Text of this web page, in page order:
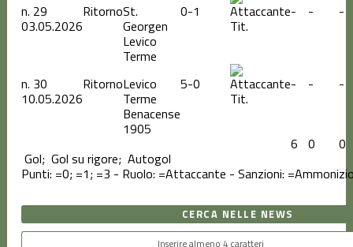
n. 29
03.05.2026
RitornoSt.
Georgen
Levico
Terme
0-1
Tit.
- - -
n. 30
10.05.2026
RitornoLevico
Terme
Benacense
1905
5-0
Tit.
- - -
6 0 0
Gol; Gol su rigore; Autogol
Punti: =0; =1; =3 - Ruolo: =Attaccante - Sanzioni:
CERCA NELLE NEWS